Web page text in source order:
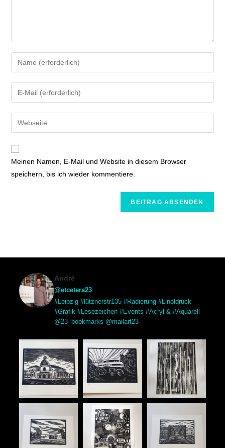
Meinen Namen, E-Mail und Website in diesem Browser
speichern, bis ich wieder kommentiere.
André
@etcetera23
#Leipzig #lütznerstr135 #Radierung #Linoldruck
#Grafik #Lesezeichen #Events #Acryl & #Aquarell
@23_bookmarks @mailart23